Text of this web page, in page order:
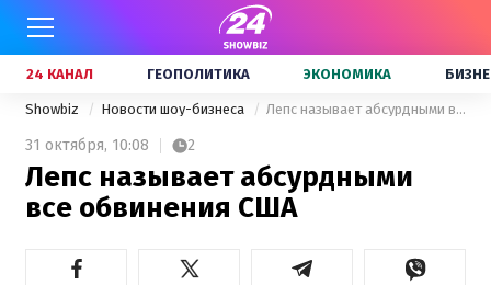
24 КАНАЛ ГЕОПОЛИТИКА ЭКОНОМИКА
Showbiz Новости шоу-бизнеса Лепс называет абсурдными все обвинения США
31 октября, 10:08 2
Лепс называет абсурдными
все обвинения США